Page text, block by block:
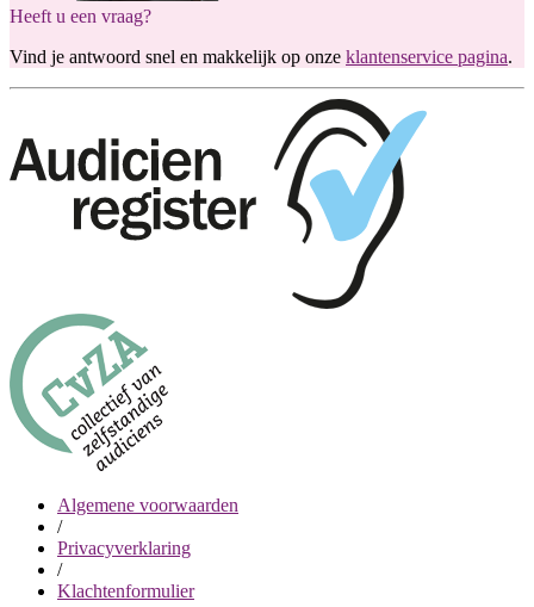
Heeft u een vraag?
Vind je antwoord snel en makkelijk op onze klantenservice pagina.
Algemene voorwaarden
/
Privacyverklaring
/
Klachtenformulier